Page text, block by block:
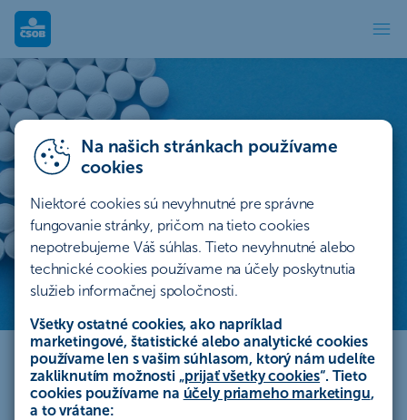
Na našich stránkach používame
cookies
Niektoré cookies sú nevyhnutné pre správne
fungovanie stránky, pričom na tieto cookies
nepotrebujeme Váš súhlas. Tieto nevyhnutné alebo
technické cookies používame na účely poskytnutia
služieb informačnej spoločnosti.
Všetky ostatné cookies, ako napríklad
marketingové, štatistické alebo analytické cookies
používame len s vašim súhlasom, ktorý nám udelíte
zakliknutím možnosti „prijať všetky cookies“. Tieto
cookies používame na účely priameho marketingu,
a to vrátane:
Investícia do zdravia
Investícia do zdravia
Defenzívny sektor so stabilnými
príjmami